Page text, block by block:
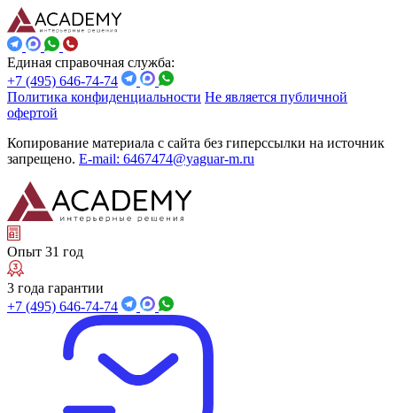
Единая справочная служба:
+7 (495) 646-74-74
Политика конфиденциальности Не является публичной
офертой
Копирование материала с сайта без гиперссылки на источник
запрещено. E-mail: 6467474@yaguar-m.ru
Опыт 31 год
3 года гарантии
+7 (495) 646-74-74